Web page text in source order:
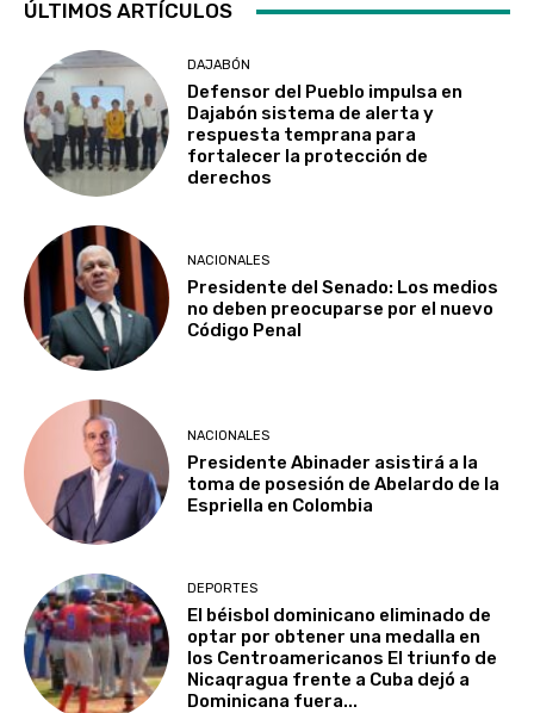
ÚLTIMOS ARTÍCULOS
DAJABÓN
Defensor del Pueblo impulsa en
Dajabón sistema de alerta y
respuesta temprana para
fortalecer la protección de
derechos
NACIONALES
Presidente del Senado: Los medios
no deben preocuparse por el nuevo
Código Penal
NACIONALES
Presidente Abinader asistirá a la
toma de posesión de Abelardo de la
Espriella en Colombia
DEPORTES
El béisbol dominicano eliminado de
optar por obtener una medalla en
los Centroamericanos El triunfo de
Nicaqragua frente a Cuba dejó a
Dominicana fuera...